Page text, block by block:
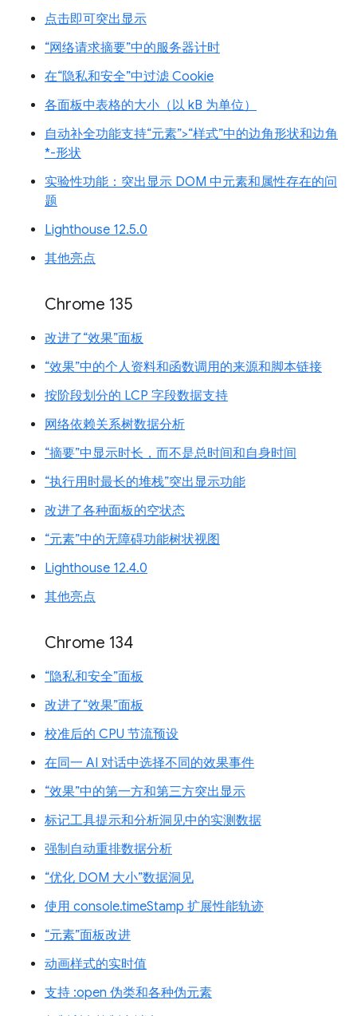
点击即可突出显示
“网络请求摘要”中的服务器计时
在“隐私和安全”中过滤 Cookie
各面板中表格的大小（以 kB 为单位）
自动补全功能支持“元素”>“样式”中的边角形状和边角
*-形状
实验性功能：突出显示 DOM 中元素和属性存在的问
题
Lighthouse 12.5.0
其他亮点
Chrome 135
改进了“效果”面板
“效果”中的个人资料和函数调用的来源和脚本链接
按阶段划分的 LCP 字段数据支持
网络依赖关系树数据分析
“摘要”中显示时长，而不是总时间和自身时间
“执行用时最长的堆栈”突出显示功能
改进了各种面板的空状态
“元素”中的无障碍功能树状视图
Lighthouse 12.4.0
其他亮点
Chrome 134
“隐私和安全”面板
改进了“效果”面板
校准后的 CPU 节流预设
在同一 AI 对话中选择不同的效果事件
“效果”中的第一方和第三方突出显示
标记工具提示和分析洞见中的实测数据
强制自动重排数据分析
“优化 DOM 大小”数据洞见
使用 console.timeStamp 扩展性能轨迹
“元素”面板改进
动画样式的实时值
支持 :open 伪类和各种伪元素